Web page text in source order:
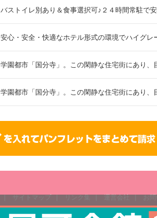
バストイレ別あり＆食事選択可♪２４時間常駐で
安心・安全・快適なホテル形式の環境でハイグレ
学園都市「国分寺」。この閑静な住宅街にあり、
学園都市「国分寺」。この閑静な住宅街にあり、